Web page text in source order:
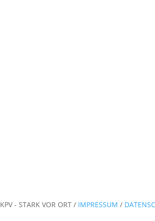
KPV - STARK VOR ORT / IMPRESSUM/